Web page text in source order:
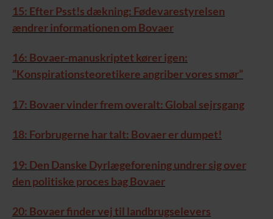
15: Efter Psst!s dækning: Fødevarestyrelsen
ændrer informationen om Bovaer
16: Bovaer-manuskriptet kører igen:
”Konspirationsteoretikere angriber vores smør”
17: Bovaer vinder frem overalt: Global sejrsgang
18: Forbrugerne har talt: Bovaer er dumpet!
19: Den Danske Dyrlægeforening undrer sig over
den politiske proces bag Bovaer
20: Bovaer finder vej til landbrugselevers